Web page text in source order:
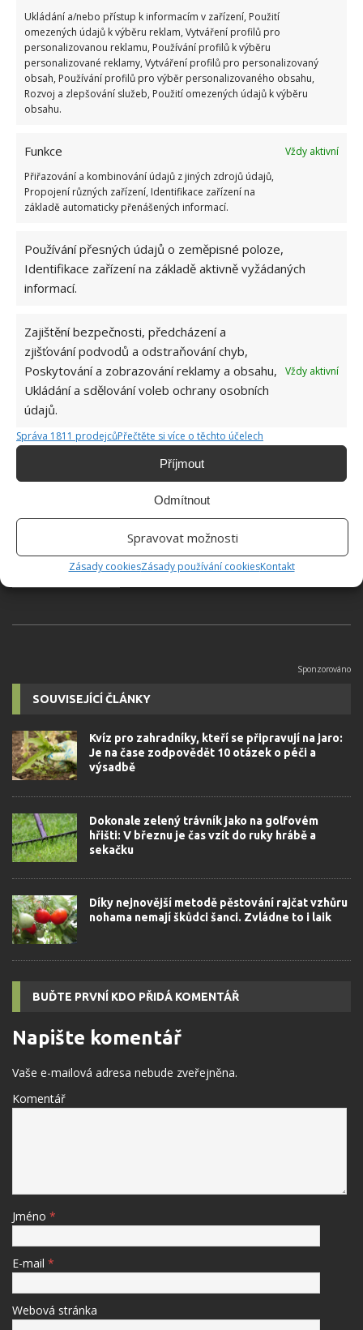
Ukládání a/nebo přístup k informacím v zařízení, Použití
omezených údajů k výběru reklam, Vytváření profilů pro
personalizovanou reklamu, Používání profilů k výběru
personalizované reklamy, Vytváření profilů pro personalizovaný
obsah, Používání profilů pro výběr personalizovaného obsahu,
Rozvoj a zlepšování služeb, Použití omezených údajů k výběru
obsahu.
Funkce
Vždy aktivní
Přiřazování a kombinování údajů z jiných zdrojů údajů,
Propojení různých zařízení, Identifikace zařízení na
základě automaticky přenášených informací.
Používání přesných údajů o zeměpisné poloze,
Identifikace zařízení na základě aktivně vyžádaných
informací.
Zajištění bezpečnosti, předcházení a
zjišťování podvodů a odstraňování chyb,
Poskytování a zobrazování reklamy a obsahu,
Ukládání a sdělování voleb ochrany osobních
údajů.
Vždy aktivní
Správa 1811 prodejcůPřečtěte si více o těchto účelech
Příjmout
Odmítnout
Spravovat možnosti
Zásady cookiesZásady používání cookiesKontakt
HNOJENÍ PÉČE TRÁVNÍK
ZAHRADNÍ PRÁCE
Přidejte svůj názor
KOMENTOVAT
Absolvent České zemědělské
univerzity, který je již od malička
možné najít v j...[Více o autorovi]
SOUVISEJÍCÍ ČLÁNKY
Kvíz pro zahradníky, kteří se připravují na jaro:
Je na čase zodpovědět 10 otázek o péči a
výsadbě
Dokonale zelený trávník jako na golfovém
hřišti: V březnu je čas vzít do ruky hrábě a
sekačku
Díky nejnovější metodě pěstování rajčat vzhůru
nohama nemají škůdci šanci. Zvládne to i laik
BUĎTE PRVNÍ KDO PŘIDÁ KOMENTÁŘ
Napište komentář
Vaše e-mailová adresa nebude zveřejněna.
Komentář
Jméno *
E-mail *
Webová stránka